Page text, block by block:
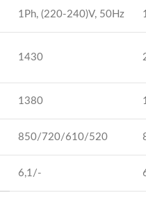
1Ph, (220-240)V, 50Hz
1430
1380
850/720/610/520
6,1/-